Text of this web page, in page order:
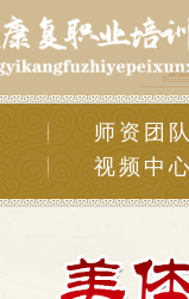
师资团队
视频中心